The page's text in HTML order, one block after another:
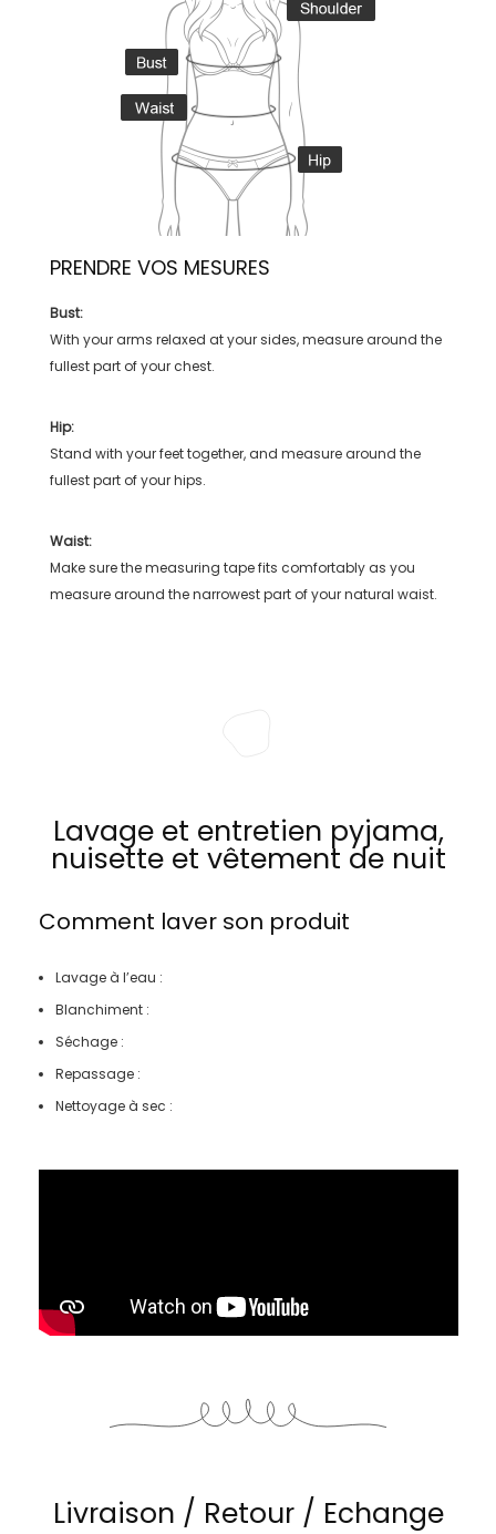
PRENDRE VOS MESURES
Bust:
With your arms relaxed at your sides, measure around the
fullest part of your chest.
Hip:
Stand with your feet together, and measure around the
fullest part of your hips.
Waist:
Make sure the measuring tape fits comfortably as you
measure around the narrowest part of your natural waist.
Lavage et entretien pyjama,
nuisette et vêtement de nuit
Comment laver son produit
Lavage à l’eau :
Blanchiment :
Séchage :
Repassage :
Nettoyage à sec :
Livraison / Retour / Echange